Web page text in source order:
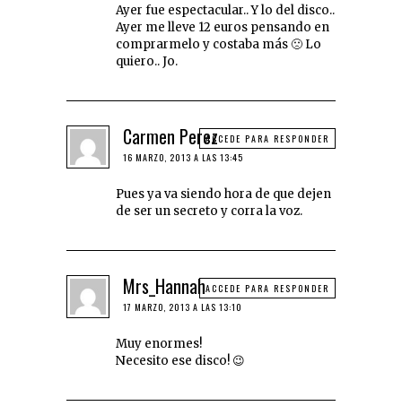
Ayer fue espectacular.. Y lo del disco..
Ayer me lleve 12 euros pensando en
comprarmelo y costaba más 🙁 Lo
quiero.. Jo.
Carmen Perez
16 MARZO, 2013 A LAS 13:45
Pues ya va siendo hora de que dejen
de ser un secreto y corra la voz.
ACCEDE PARA RESPONDER
Mrs_Hannah
17 MARZO, 2013 A LAS 13:10
Muy enormes!
Necesito ese disco! 😉
ACCEDE PARA RESPONDER